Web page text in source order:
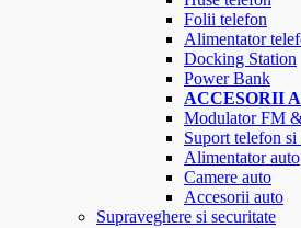
Folii telefon
Alimentator
Docking Station
Power Bank
ACCESORII
Modulator FM
Suport telefon si
Alimentator auto
Camere auto
Accesorii auto
Supraveghere si securitate